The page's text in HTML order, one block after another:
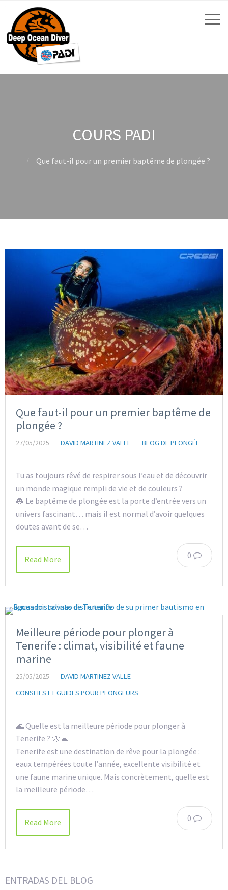
COURS PADI
Que faut-il pour un premier baptême de plongée ?
Que faut-il pour un premier baptême de
plongée ?
27/05/2025 DAVID MARTINEZ VALLE BLOG DE PLONGÉE
Tu as toujours rêvé de respirer sous l’eau et de découvrir
un monde magique rempli de vie et de couleurs ?
🐙 Le baptême de plongée est la porte d’entrée vers un
univers fascinant… mais il est normal d’avoir quelques
doutes avant de se…
0
Read More
Meilleure période pour plonger à
Tenerife : climat, visibilité et faune
marine
25/05/2025
DAVID MARTINEZ VALLE
CONSEILS ET GUIDES POUR PLONGEURS
🌊 Quelle est la meilleure période pour plonger à
Tenerife ? 🌞🐢
Tenerife est une destination de rêve pour la plongée :
eaux tempérées toute l’année, excellente visibilité et
une faune marine unique. Mais concrètement, quelle est
la meilleure période…
0
Read More
ENTRADAS DEL BLOG